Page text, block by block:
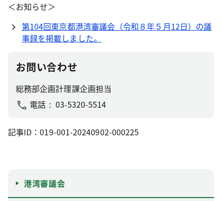
＜お知らせ＞
第104回東京都港湾審議会（令和８年５月12日）の議
事録を掲載しました。
お問い合わせ
総務部企画計理課企画担当
電話
03-5320-5514
記事ID：019-001-20240902-000225
港湾審議会